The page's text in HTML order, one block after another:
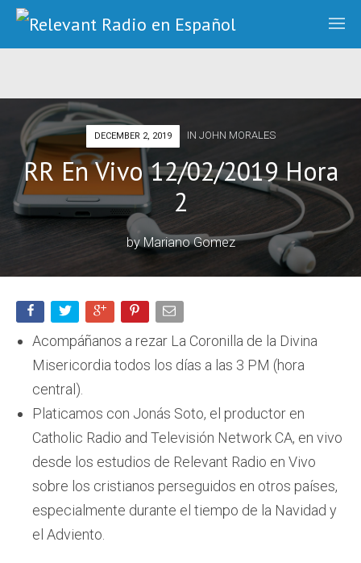
DECEMBER 2, 2019 IN JOHN MORALES
RR En Vivo 12/02/2019 Hora
2
byMariano Gomez
Acompáñanos a rezar La Coronilla de la Divina
Misericordia todos los días a las 3 PM (hora
central).
Platicamos con Jonás Soto, el productor en
Catholic Radio and Televisión Network CA, en vivo
desde los estudios de Relevant Radio en Vivo
sobre los cristianos perseguidos en otros países,
especialmente durante el tiempo de la Navidad y
el Adviento.